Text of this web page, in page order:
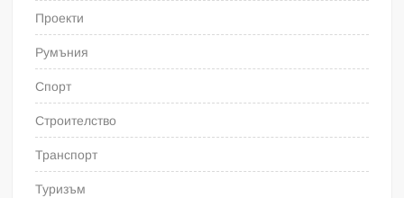
Проекти
Румъния
Спорт
Строителство
Транспорт
Туризъм